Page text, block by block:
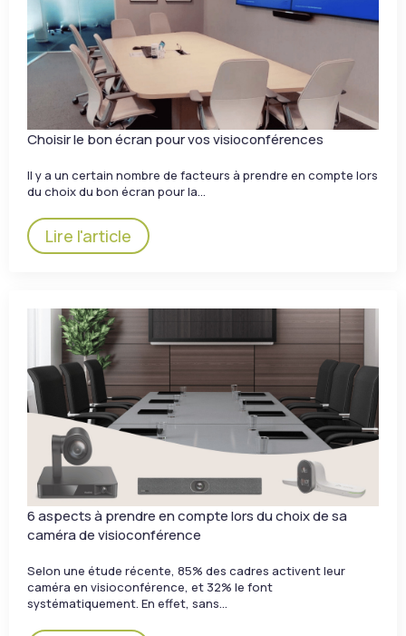
Choisir le bon écran pour vos visioconférences
Il y a un certain nombre de facteurs à prendre en compte lors
du choix du bon écran pour la…
Lire l'article
6 aspects à prendre en compte lors du choix de sa
caméra de visioconférence
Selon une étude récente, 85% des cadres activent leur
caméra en visioconférence, et 32% le font
systématiquement. En effet, sans…